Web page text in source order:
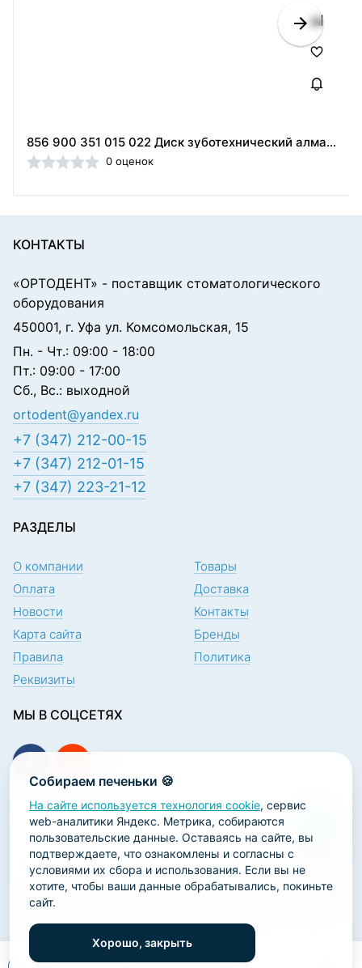
856 900 351 015 022 Диск зуботехнический алмазный,Кристал (Россия)
0 оценок
Собираем печеньки 🍪
На сайте используется технология cookie, сервис
web-аналитики Яндекс. Метрика, собираются
пользовательские данные. Оставаясь на сайте, вы
подтверждаете, что ознакомлены и согласны с
условиями их сбора и использования. Если вы не
хотите, чтобы ваши данные обрабатывались, покиньте
сайт.
Хорошо, закрыть
КОНТАКТЫ
«ОРТОДЕНТ» - поставщик стоматологического
оборудования
450001, г. Уфа ул. Комсомольская, 15
Пн. - Чт.: 09:00 - 18:00
Пт.: 09:00 - 17:00
Сб., Вс.: выходной
ortodent@yandex.ru
+7 (347) 212-00-15
+7 (347) 212-01-15
+7 (347) 223-21-12
РАЗДЕЛЫ
О компании
Товары
Оплата
Доставка
Новости
Контакты
Карта сайта
Бренды
Правила
Политика
Реквизиты
МЫ В СОЦСЕТЯХ
ПОДПИСКА НА НОВОСТИ
2026 ООО «Научно-производственная лаборатория
«ОРТОДЕНТ»